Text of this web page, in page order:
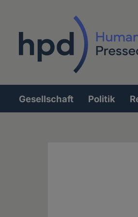
Hauptnavigation
Gesellschaft Politik